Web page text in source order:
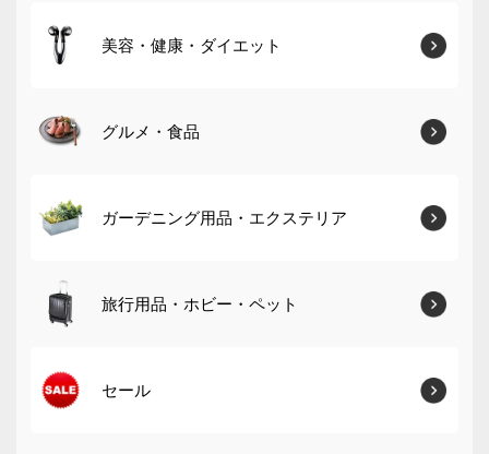
美容・健康・ダイエット
グルメ・食品
ガーデニング用品・エクステリア
旅行用品・ホビー・ペット
セール